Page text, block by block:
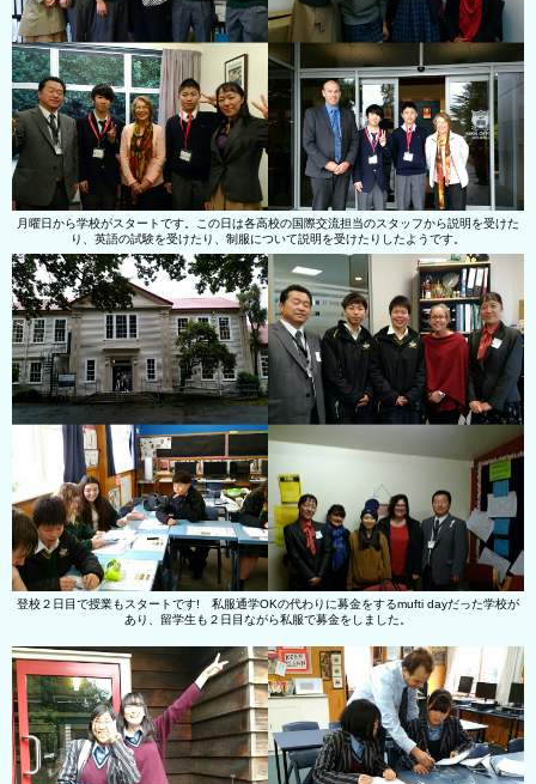
月曜日から学校がスタートです。この日は各高校の国際交流担当のスタッフから説明を受けた
り、英語の試験を受けたり、制服について説明を受けたりしたようです。
登校２日目で授業もスタートです! 私服通学OKの代わりに募金をするmufti dayだった学校が
あり、留学生も２日目ながら私服で募金をしました。